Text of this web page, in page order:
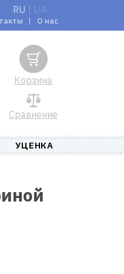
RU UA
О нас
Сравнение
Корзина
УЦЕНКА